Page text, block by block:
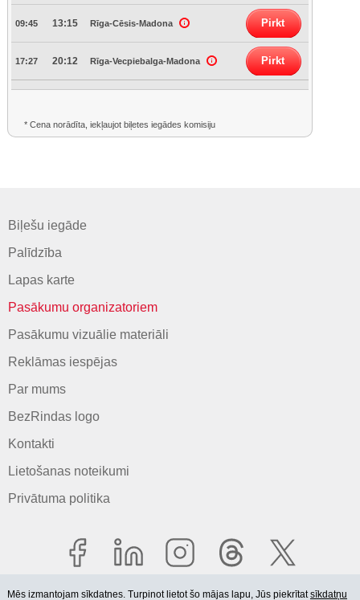
09:45 13:15 Rīga-Cēsis-Madona Pirkt
17:27 20:12 Rīga-Vecpiebalga-Madona Pirkt
* Cena norādīta, iekļaujot biļetes iegādes komisiju
Biļešu iegāde
Palīdzība
Lapas karte
Pasākumu organizatoriem
Pasākumu vizuālie materiāli
Reklāmas iespējas
Par mums
BezRindas logo
Kontakti
Lietošanas noteikumi
Privātuma politika
Mēs izmantojam sīkdatnes. Turpinot lietot šo mājas lapu, Jūs piekrītatsīkdatņu